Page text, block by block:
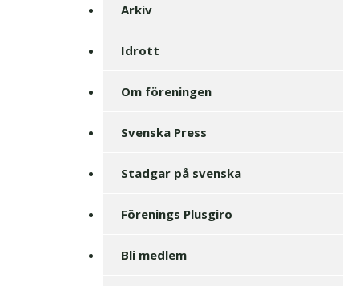
Arkiv
Idrott
Om föreningen
Svenska Press
Stadgar på svenska
Förenings Plusgiro
Bli medlem